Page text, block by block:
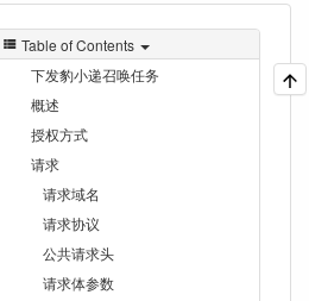
Table of Contents
下发豹小递召唤任务
概述
授权方式
请求
请求域名
请求协议
公共请求头
请求体参数